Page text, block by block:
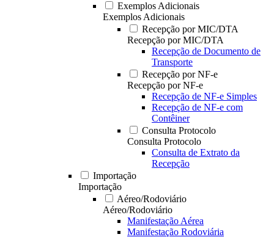
Exemplos Adicionais
Exemplos Adicionais
Recepção por MIC/DTA
Recepção por MIC/DTA
Recepção de Documento de
Transporte
Recepção por NF-e
Recepção por NF-e
Recepção de NF-e Simples
Recepção de NF-e com
Contêiner
Consulta Protocolo
Consulta Protocolo
Consulta de Extrato da
Recepção
Importação
Importação
Aéreo/Rodoviário
Aéreo/Rodoviário
Manifestação Aérea
Manifestação Rodoviária